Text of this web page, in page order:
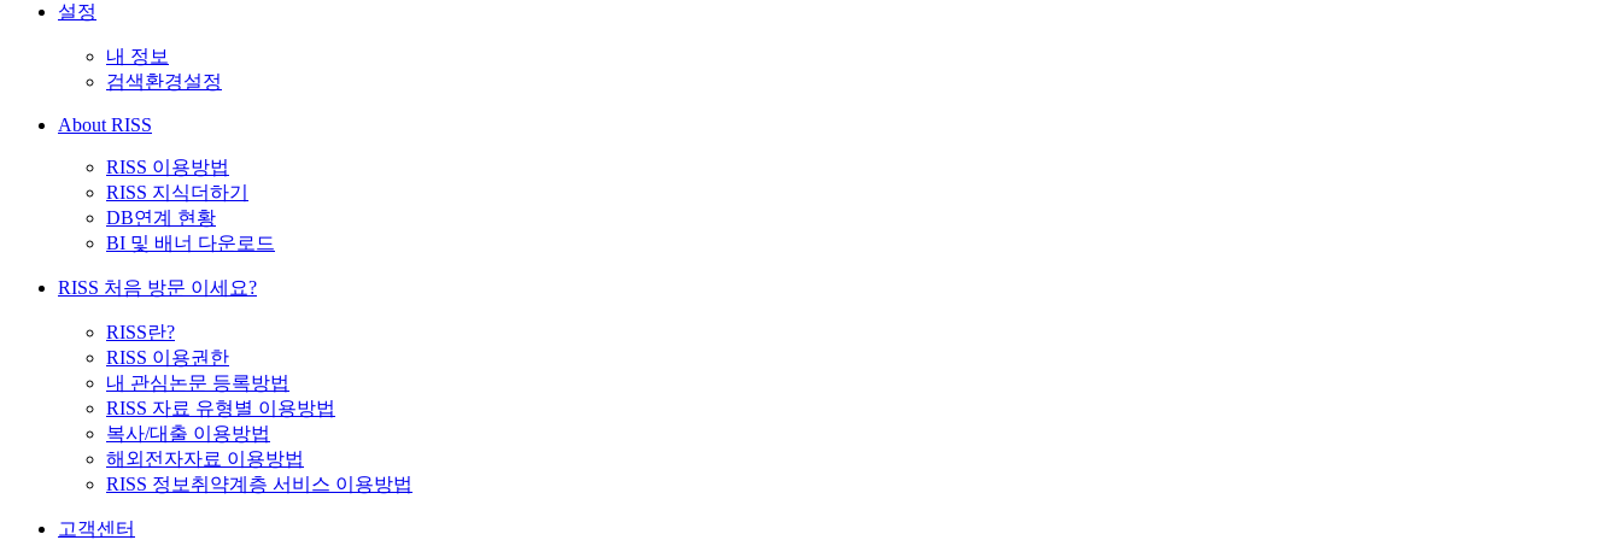
설정
내 정보
검색환경설정
About RISS
RISS 이용방법
RISS 지식더하기
DB연계 현황
BI 및 배너 다운로드
RISS 처음 방문 이세요?
RISS란?
RISS 이용권한
내 관심논문 등록방법
RISS 자료 유형별 이용방법
복사/대출 이용방법
해외전자자료 이용방법
RISS 정보취약계층 서비스 이용방법
고객센터